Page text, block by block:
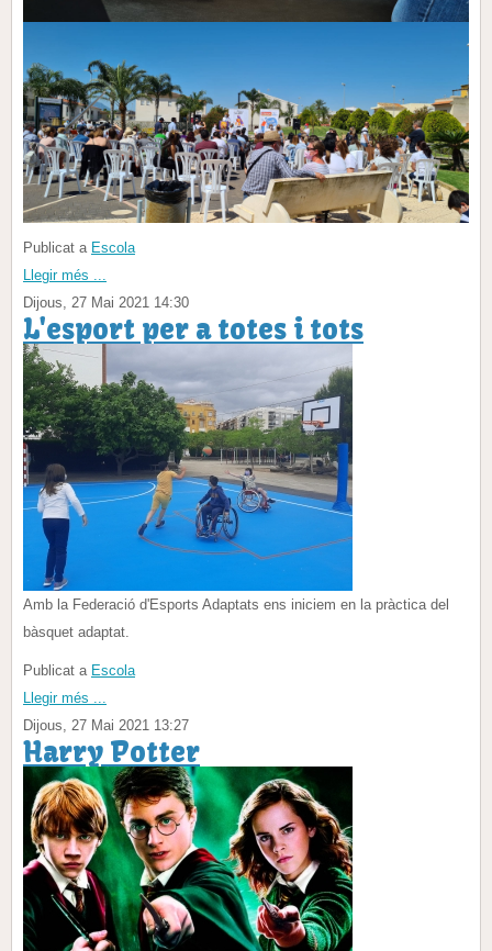
Publicat a Escola
Llegir més ...
Dijous, 27 Mai 2021 14:30
L'esport per a totes i tots
Amb la Federació d'Esports Adaptats ens iniciem en la pràctica del
bàsquet adaptat.
Publicat a Escola
Llegir més ...
Dijous, 27 Mai 2021 13:27
Harry Potter